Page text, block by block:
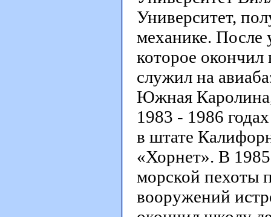
Университет,
механике. После
которое окончил
служил на
Южная
1983 - 1986
в штате
«Хорнет». В
морской пехоты
вооружений